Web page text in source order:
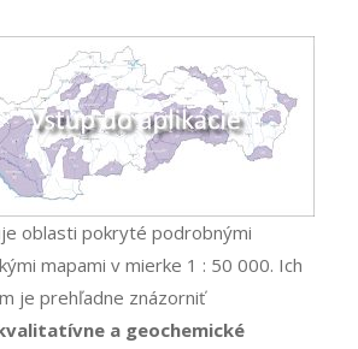
oblasti pokryté podrobnými
mapami v mierke 1 : 50 000. Ich
je prehľadne znázorniť
a geochemické